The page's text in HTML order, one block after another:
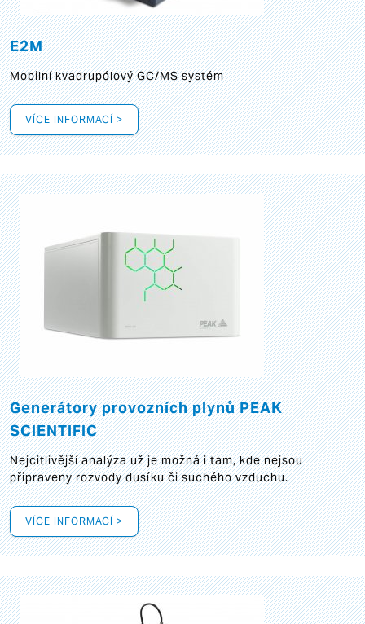
E2M
Mobilní kvadrupólový GC/MS systém
VÍCE INFORMACÍ >
Generátory provozních plynů PEAK
SCIENTIFIC
Nejcitlivější analýza už je možná i tam, kde nejsou
připraveny rozvody dusíku či suchého vzduchu.
VÍCE INFORMACÍ >